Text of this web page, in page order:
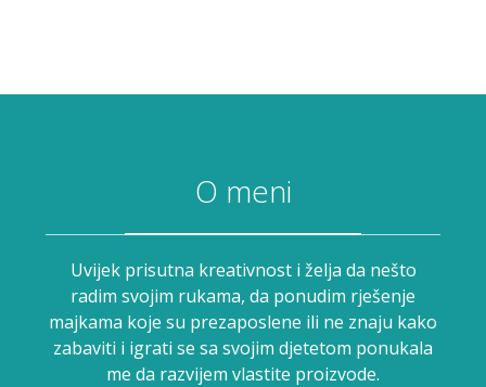
O meni
Uvijek prisutna kreativnost i želja da nešto
radim svojim rukama, da ponudim rješenje
majkama koje su prezaposlene ili ne znaju kako
zabaviti i igrati se sa svojim djetetom ponukala
me da razvijem vlastite proizvode.